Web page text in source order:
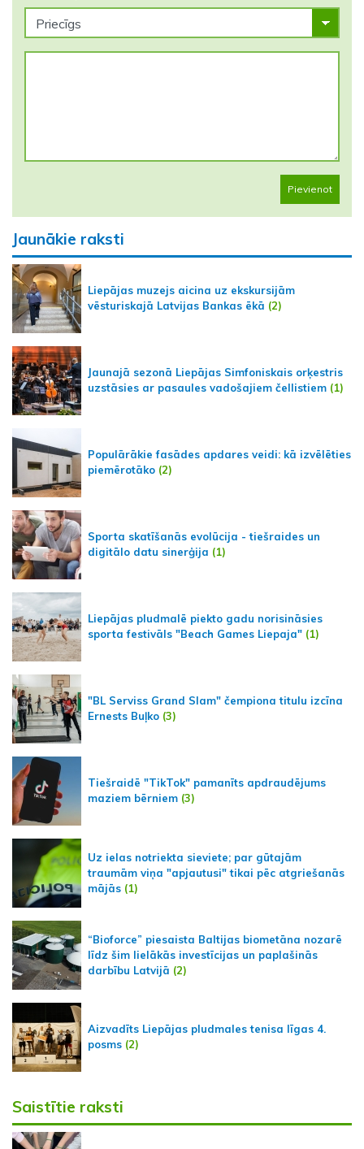
Pievienot
Jaunākie raksti
Liepājas muzejs aicina uz ekskursijām
vēsturiskajā Latvijas Bankas ēkā (2)
Jaunajā sezonā Liepājas Simfoniskais orķestris
uzstāsies ar pasaules vadošajiem čellistiem (1)
Populārākie fasādes apdares veidi: kā izvēlēties
piemērotāko (2)
Sporta skatīšanās evolūcija - tiešraides un
digitālo datu sinerģija (1)
Liepājas pludmalē piekto gadu norisināsies
sporta festivāls "Beach Games Liepaja" (1)
"BL Serviss Grand Slam" čempiona titulu izcīna
Ernests Buļko (3)
Tiešraidē "TikTok" pamanīts apdraudējums
maziem bērniem (3)
Uz ielas notriekta sieviete; par gūtajām
traumām viņa "apjautusi" tikai pēc atgriešanās
mājās (1)
“Bioforce” piesaista Baltijas biometāna nozarē
līdz šim lielākās investīcijas un paplašinās
darbību Latvijā (2)
Aizvadīts Liepājas pludmales tenisa līgas 4.
posms (2)
Saistītie raksti